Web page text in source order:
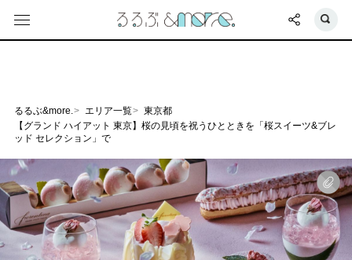
るるぶ&more. エリア一覧
東京都
【グランド ハイアット 東京】桜の見頃を祝うひとときを「桜スイーツ&ブレ
ッド セレクション」で